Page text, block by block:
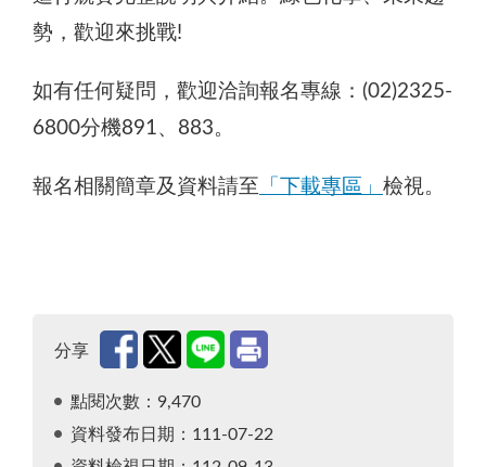
勢，歡迎來挑戰!
如有任何疑問，歡迎洽詢報名專線：(02)2325-
6800分機891、883。
報名相關簡章及資料請至 「下載專區」 檢視。
分享
點閱次數：9,470
資料發布日期：111-07-22